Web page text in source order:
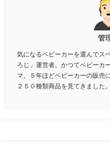
管
気になるベビーカーを選んでス
ろじ」運営者。かつてベビーカ
マ。５年ほどベビーカーの販売
２５０種類商品を見てきました。